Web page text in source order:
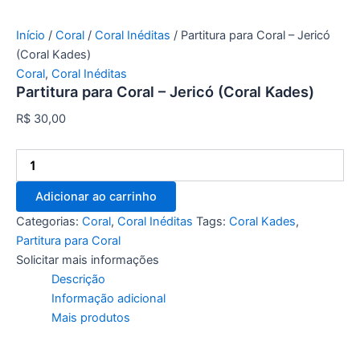
Início / Coral / Coral Inéditas / Partitura para Coral – Jericó
(Coral Kades)
Coral, Coral Inéditas
Partitura para Coral – Jericó (Coral Kades)
R$ 30,00
Adicionar ao carrinho
Categorias: Coral, Coral Inéditas Tags: Coral Kades,
Partitura para Coral
Solicitar mais informações
Descrição
Informação adicional
Mais produtos